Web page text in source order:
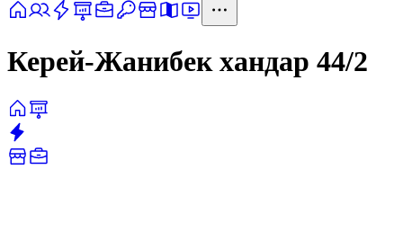
Керей-Жанибек хандар 44/2